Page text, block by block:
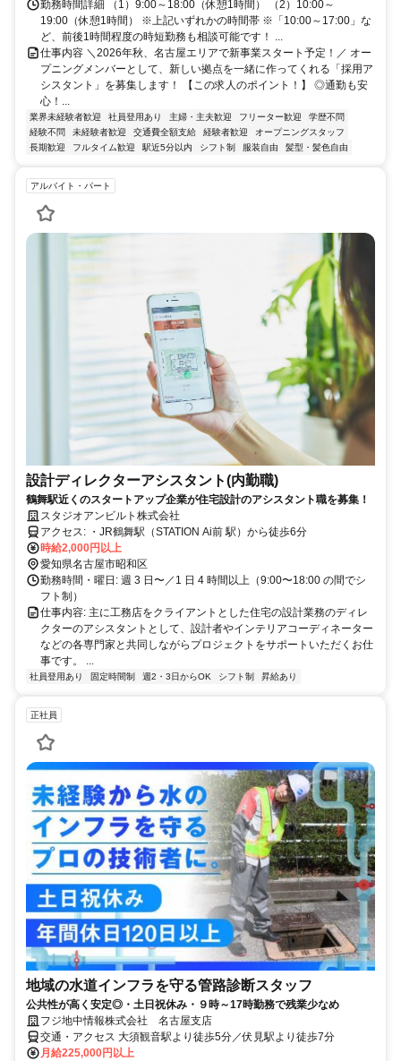
勤務時間詳細 （1）9:00～18:00（休憩1時間） （2）10:00～
19:00（休憩1時間） ※上記いずれかの時間帯 ※「10:00～17:00」な
ど、前後1時間程度の時短勤務も相談可能です！ ...
仕事内容 ＼2026年秋、名古屋エリアで新事業スタート予定！／ オー
プニングメンバーとして、新しい拠点を一緒に作ってくれる「採用ア
シスタント」を募集します！ 【この求人のポイント！】 ◎通勤も安
心！...
業界未経験者歓迎 社員登用あり 主婦・主夫歓迎 フリーター歓迎
学歴不問
経験不問
未経験者歓迎 交通費全額支給 経験者歓迎
オープニングスタッフ
長期歓迎
フルタイム歓迎 駅近5分以内 シフト制 服装自由 髪型・髪色自由
アルバイト・パート
設計ディレクターアシスタント(内勤職)
鶴舞駅近くのスタートアップ企業が住宅設計のアシスタント職を募集！
スタジオアンビルト株式会社
アクセス: ・JR鶴舞駅（STATION Ai前 駅）から徒歩6分
時給2,000円以上
愛知県名古屋市昭和区
勤務時間・曜日: 週 3 日〜／1 日 4 時間以上（9:00〜18:00 の間でシ
フト制）
仕事内容: 主に工務店をクライアントとした住宅の設計業務のディレ
クターのアシスタントとして、設計者やインテリアコーディネーター
などの各専門家と共同しながらプロジェクトをサポートいただくお仕
事です。 ...
社員登用あり 固定時間制 週2・3日からOK シフト制 昇給あり
正社員
地域の水道インフラを守る管路診断スタッフ
公共性が高く安定◎・土日祝休み・９時～17時勤務で残業少なめ
フジ地中情報株式会社 名古屋支店
交通・アクセス 大須観音駅より徒歩5分／伏見駅より徒歩7分
月給225,000円以上